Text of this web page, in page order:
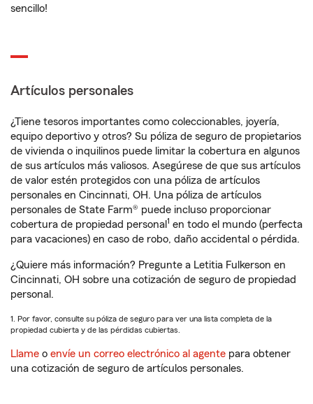
sencillo!
Artículos personales
¿Tiene tesoros importantes como coleccionables, joyería,
equipo deportivo y otros? Su póliza de seguro de propietarios
de vivienda o inquilinos puede limitar la cobertura en algunos
de sus artículos más valiosos. Asegúrese de que sus artículos
de valor estén protegidos con una póliza de artículos
personales en Cincinnati, OH. Una póliza de artículos
personales de State Farm® puede incluso proporcionar
cobertura de propiedad personal 1 en todo el mundo (perfecta
para vacaciones) en caso de robo, daño accidental o pérdida.
¿Quiere más información? Pregunte a Letitia Fulkerson en
Cincinnati, OH sobre una cotización de seguro de propiedad
personal.
1. Por favor, consulte su póliza de seguro para ver una lista completa de la
propiedad cubierta y de las pérdidas cubiertas.
Llame o envíe un correo electrónico al agente para obtener
una cotización de seguro de artículos personales.